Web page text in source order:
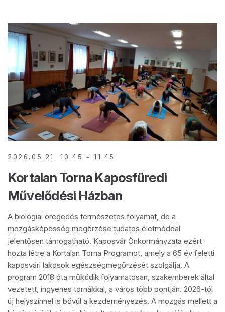
2026.05.21. 10:45 - 11:45
Kortalan Torna Kaposfüredi
Művelődési Házban
A biológiai öregedés természetes folyamat, de a
mozgásképesség megőrzése tudatos életmóddal
jelentősen támogatható. Kaposvár Önkormányzata ezért
hozta létre a Kortalan Torna Programot, amely a 65 év feletti
kaposvári lakosok egészségmegőrzését szolgálja. A
program 2018 óta működik folyamatosan, szakemberek által
vezetett, ingyenes tornákkal, a város több pontján. 2026-tól
új helyszínnel is bővül a kezdeményezés. A mozgás mellett a